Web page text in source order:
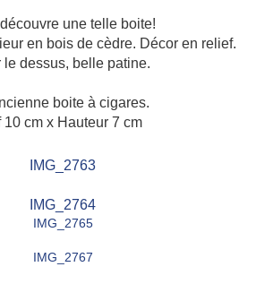
une telle boite!
en bois de cèdre. Décor en relief.
dessus, belle patine.
boite à cigares.
10 cm x Hauteur 7 cm